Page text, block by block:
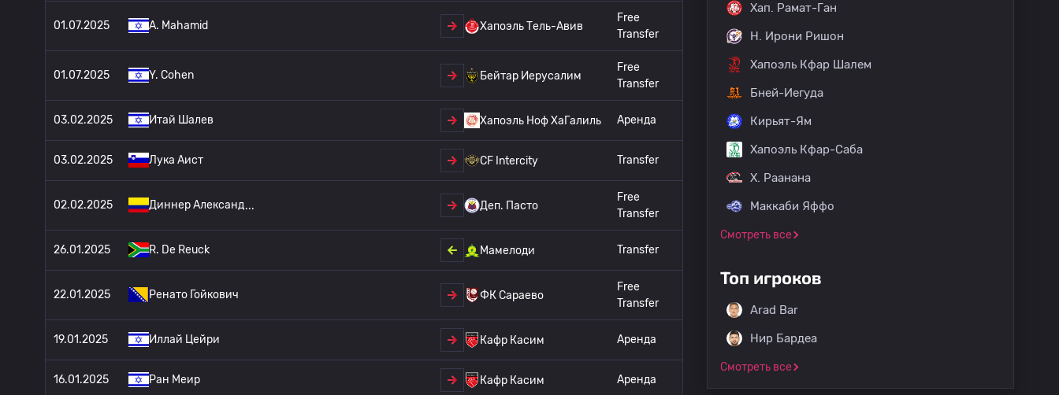
01.07.2025 A. Mahamid Хапоэль Тель-Авив
Free
Transfer
01.07.2025 Y. Cohen Бейтар Иерусалим
Free
Transfer
03.02.2025 Итай Шалев Хапоэль Ноф ХаГалиль Аренда
03.02.2025 Лука Аист CF Intercity Transfer
02.02.2025 Диннер Александ Деп. Пасто
Free
Transfer
26.01.2025 R. De Reuck Мамелоди Transfer
22.01.2025 Ренато Гойкович ФК Сараево
Free
Transfer
19.01.2025 Иллай Цейри Кафр Касим Аренда
16.01.2025 Ран Меир Кафр Касим Аренда
Хап. Рамат-Ган
H. Ирони Ришон
Хапоэль Кфар Шалем
Бней-Иегуда
Кирьят-Ям
Хапоэль Кфар-Саба
Х. Раанана
Маккаби Яффо
Смотреть все
Топ игроков
Arad Bar
Нир Бардеа
Смотреть все